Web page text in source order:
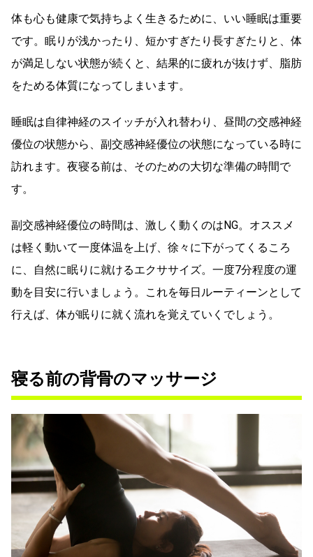
体も心も健康で気持ちよく生きるために、いい睡眠は重要
です。眠りが浅かったり、短かすぎたり長すぎたりと、体
が満足しない状態が続くと、結果的に疲れが抜けず、脂肪
をためる体質になってしまいます。
睡眠は自律神経のスイッチが入れ替わり、昼間の交感神経
優位の状態から、副交感神経優位の状態になっている時に
訪れます。夜寝る前は、そのための大切な準備の時間で
す。
副交感神経優位の時間は、激しく動くのはNG。オススメ
は軽く動いて一度体温を上げ、徐々に下がってくるころ
に、自然に眠りに就けるエクササイズ。一度7分程度の運
動を目安に行いましょう。これを毎日ルーティーンとして
行えば、体が眠りに就く流れを覚えていくでしょう。
寝る前の背骨のマッサージ